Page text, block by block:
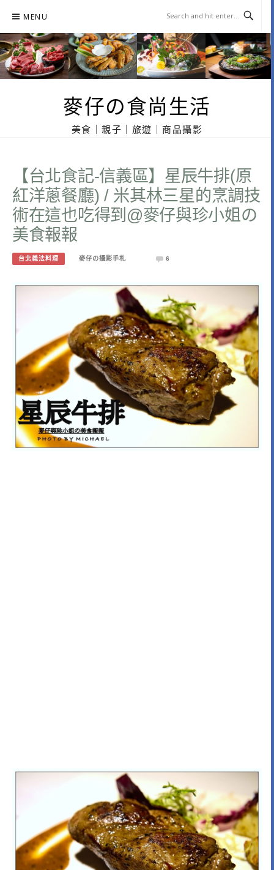
content
MENU
麥仔の食尚生活
美食｜親子｜旅遊｜商品攝影
【台北食記-信義區】星辰牛排(原
紅洋蔥餐廳) / 米其林三星的烹調技
術在這也吃得到@麥仔與珍小姐の
美食報報
台北義法料理 麥仔の攝影手札 6